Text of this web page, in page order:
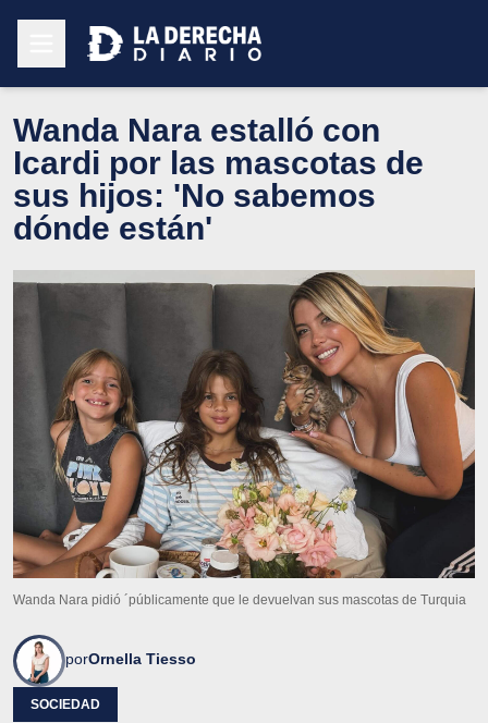
Wanda Nara estalló con
Icardi por las mascotas de
sus hijos: 'No sabemos
dónde están'
Wanda Nara pidió ´públicamente que le devuelvan sus mascotas de Turquia
porOrnella Tiesso
SOCIEDAD